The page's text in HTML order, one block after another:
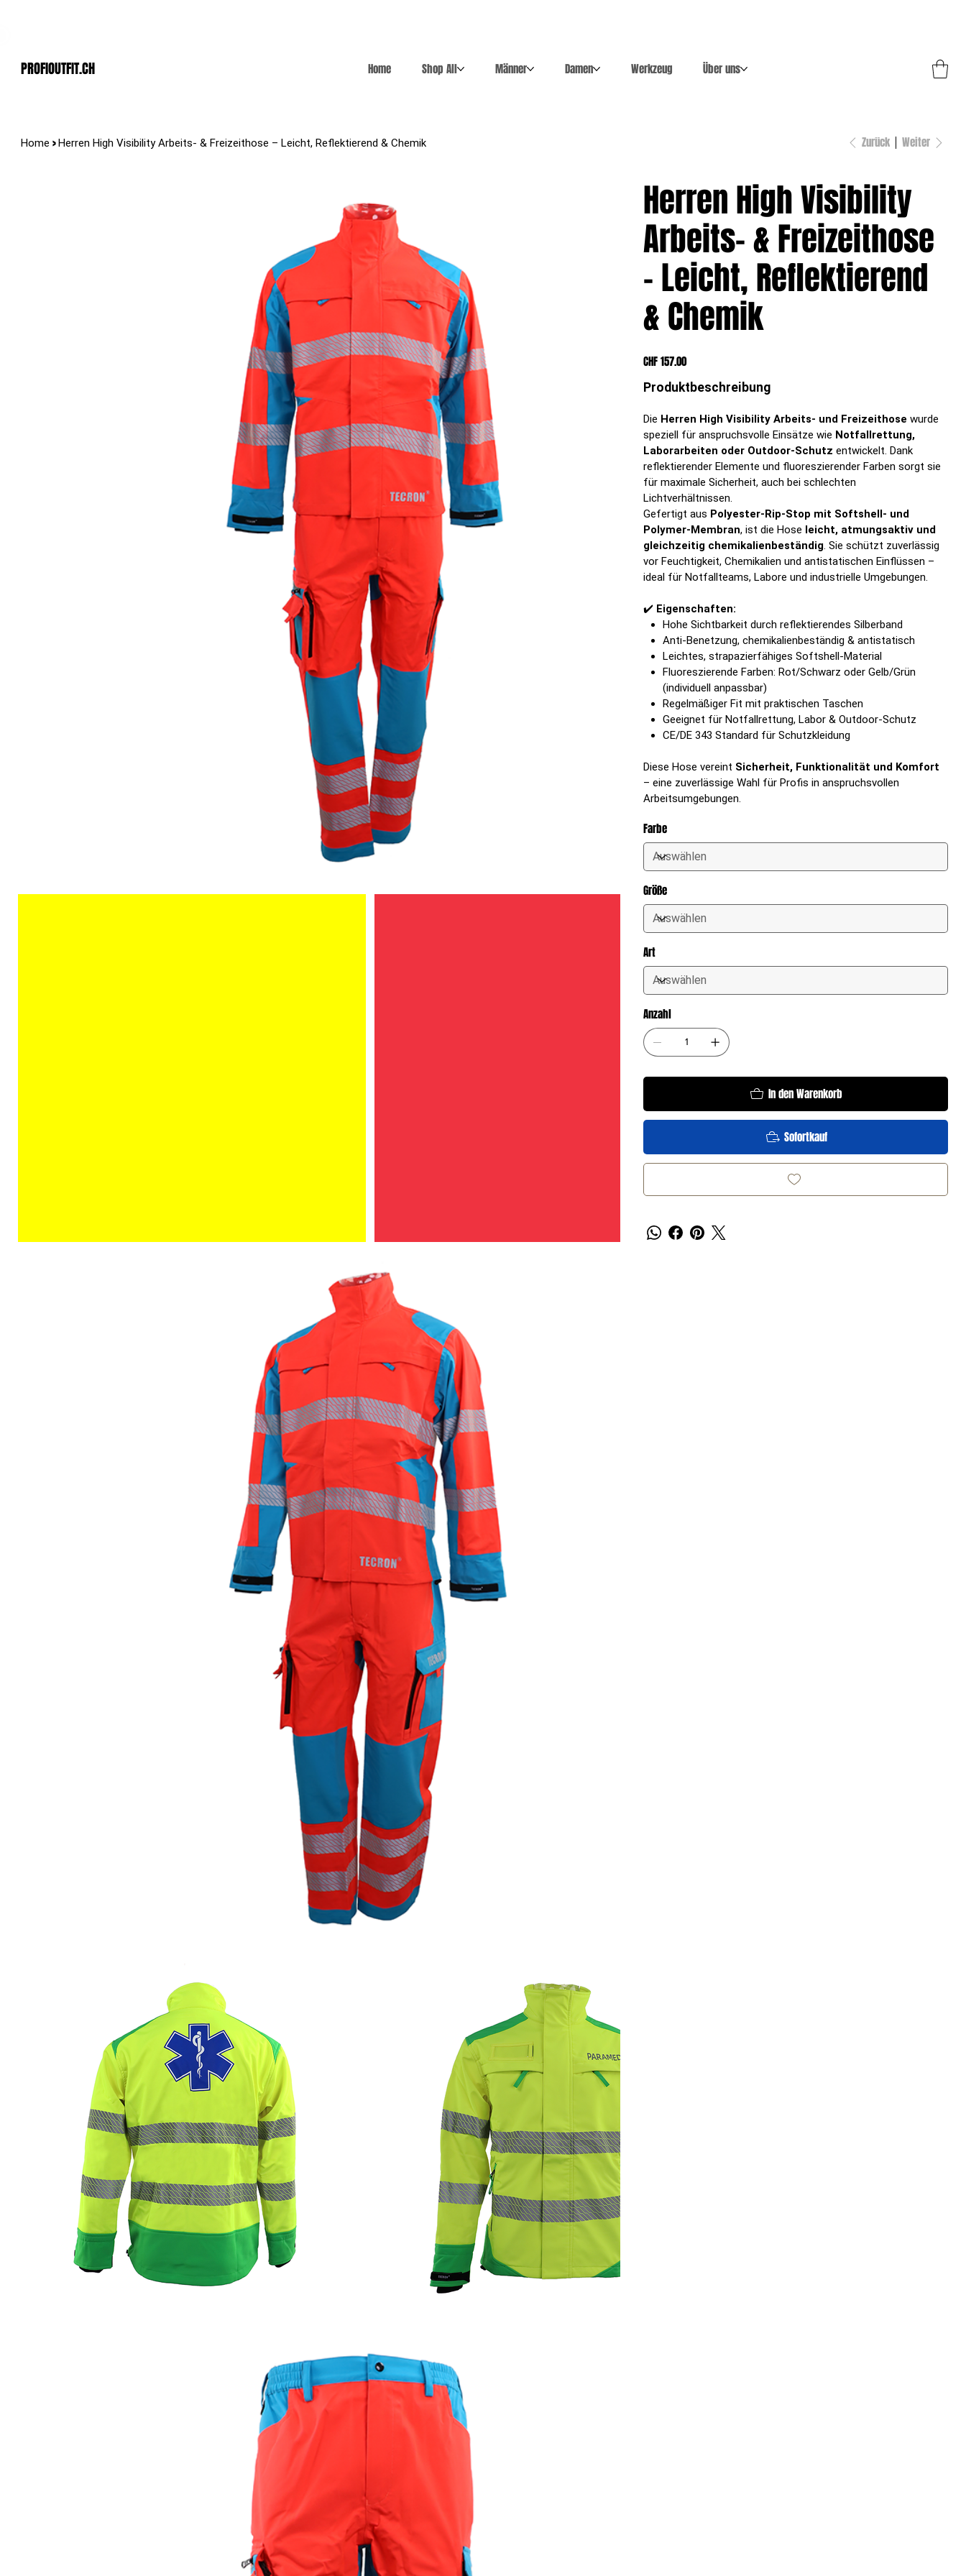
PROFIOUTFIT.cH Home Shop All Männer Damen Werkzeug Über uns
Home >Herren High Visibility Arbeits- & Freizeithose – Leicht, Reflektierend & Chemik Zurück Weiter
Herren High Visibility
Arbeits- & Freizeithose
– Leicht, Reflektierend
& Chemik
Preis
CHF 157.00
Produktbeschreibung
Die Herren High Visibility Arbeits- und Freizeithose wurde
speziell für anspruchsvolle Einsätze wie Notfallrettung,
Laborarbeiten oder Outdoor-Schutz entwickelt. Dank
reflektierender Elemente und fluoreszierender Farben sorgt sie
für maximale Sicherheit, auch bei schlechten
Lichtverhältnissen.
Gefertigt aus Polyester-Rip-Stop mit Softshell- und
Polymer-Membran, ist die Hose leicht, atmungsaktiv und
gleichzeitig chemikalienbeständig. Sie schützt zuverlässig
vor Feuchtigkeit, Chemikalien und antistatischen Einflüssen –
ideal für Notfallteams, Labore und industrielle Umgebungen.
✔️ Eigenschaften:
Hohe Sichtbarkeit durch reflektierendes Silberband
Anti-Benetzung, chemikalienbeständig & antistatisch
Leichtes, strapazierfähiges Softshell-Material
Fluoreszierende Farben: Rot/Schwarz oder Gelb/Grün
(individuell anpassbar)
Regelmäßiger Fit mit praktischen Taschen
Geeignet für Notfallrettung, Labor & Outdoor-Schutz
CE/DE 343 Standard für Schutzkleidung
Diese Hose vereint Sicherheit, Funktionalität und Komfort
– eine zuverlässige Wahl für Profis in anspruchsvollen
Arbeitsumgebungen.
Farbe
Größe
Art
Anzahl
In den Warenkorb
Sofortkauf